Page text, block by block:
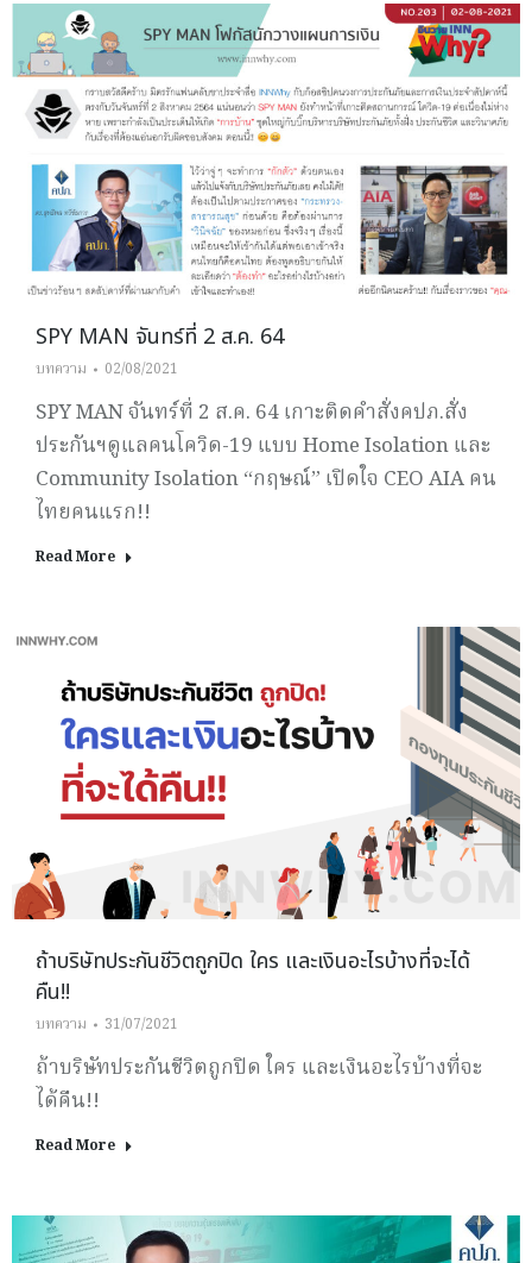
SPY MAN จันทร์ที่ 2 ส.ค. 64
บทความ 02/08/2021
SPY MAN จันทร์ที่ 2 ส.ค. 64 เกาะติดคำสั่งคปภ.สั่ง
ประกันฯดูแลคนโควิด-19 แบบ Home Isolation และ
Community Isolation “กฤษณ์” เปิดใจ CEO AIA คน
ไทยคนแรก!!
Read More
ถ้าบริษัทประกันชีวิตถูกปิด ใคร และเงินอะไรบ้างที่จะได้
คืน!!
บทความ 31/07/2021
ถ้าบริษัทประกันชีวิตถูกปิด ใคร และเงินอะไรบ้างที่จะ
ได้คืน!!
Read More